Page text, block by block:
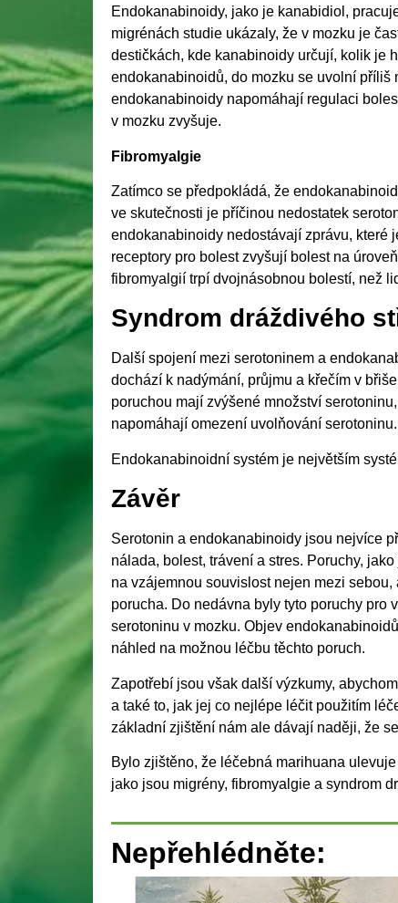
Endokanabinoidy, jako je kanabidiol,
migrénách studie ukázaly, že v mozku je
destičkách, kde kanabinoidy určují, kolik je
endokanabinoidů, do mozku se uvolní příliš
endokanabinoidy napomáhají regulaci
v mozku zvyšuje.
Fibromyalgie
Zatímco se předpokládá, že
ve skutečnosti je příčinou nedostatek
endokanabinoidy nedostávají zprávu, které
receptory pro bolest zvyšují bolest na
fibromyalgií trpí dvojnásobnou bolestí, než
Syndrom dráždivého
Další spojení mezi serotoninem a
dochází k nadýmání, průjmu a křečím v
poruchou mají zvýšené množství
napomáhají omezení uvolňování serotoninu.
Endokanabinoidní systém je největším
Závěr
Serotonin a endokanabinoidy jsou nejvíce
nálada, bolest, trávení a stres. Poruchy,
na vzájemnou souvislost nejen mezi
porucha. Do nedávna byly tyto poruchy pro
serotoninu v mozku. Objev
náhled na možnou léčbu těchto poruch.
Zapotřebí jsou však další výzkumy,
a také to, jak jej co nejlépe léčit použitím
základní zjištění nám ale dávají naději, že
Bylo zjištěno, že léčebná marihuana
jako jsou migrény, fibromyalgie a syndrom
Nepřehlédněte: